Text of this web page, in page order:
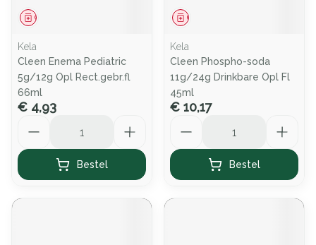
Geneesmiddel
Kela
Cleen Enema Pediatric
5g/12g Opl Rect.gebr.fl
66ml
€ 4,93
Bestel
Geneesmiddel
Kela
Cleen Phospho-soda
11g/24g Drinkbare Opl Fl
45ml
€ 10,17
Bestel